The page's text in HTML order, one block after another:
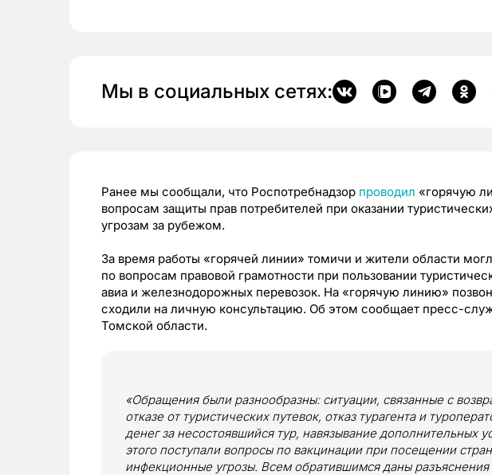
Мы в социальных сетях:
Ранее мы сообщали, что Роспотребнадзор проводил «горячую
вопросам защиты прав потребителей при оказании
угрозам за рубежом.
За время работы «горячей линии» томичи и жители области
по вопросам правовой грамотности при пользовании
авиа и железнодорожных перевозок. На «горячую линию»
сходили на личную консультацию. Об этом сообщает пресс-
Томской области.
«Обращения были разнообразны: ситуации, связанные с
отказе от туристических путевок, отказ турагента и
денег за несостоявшийся тур, навязывание дополнительных
этого поступали вопросы по вакцинации при посещении
инфекционные угрозы. Всем обратившимся даны разъяснения